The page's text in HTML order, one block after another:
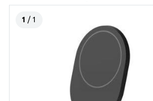
1 / 1